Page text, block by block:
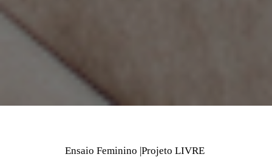
Ensaio Feminino |Projeto LIVRE